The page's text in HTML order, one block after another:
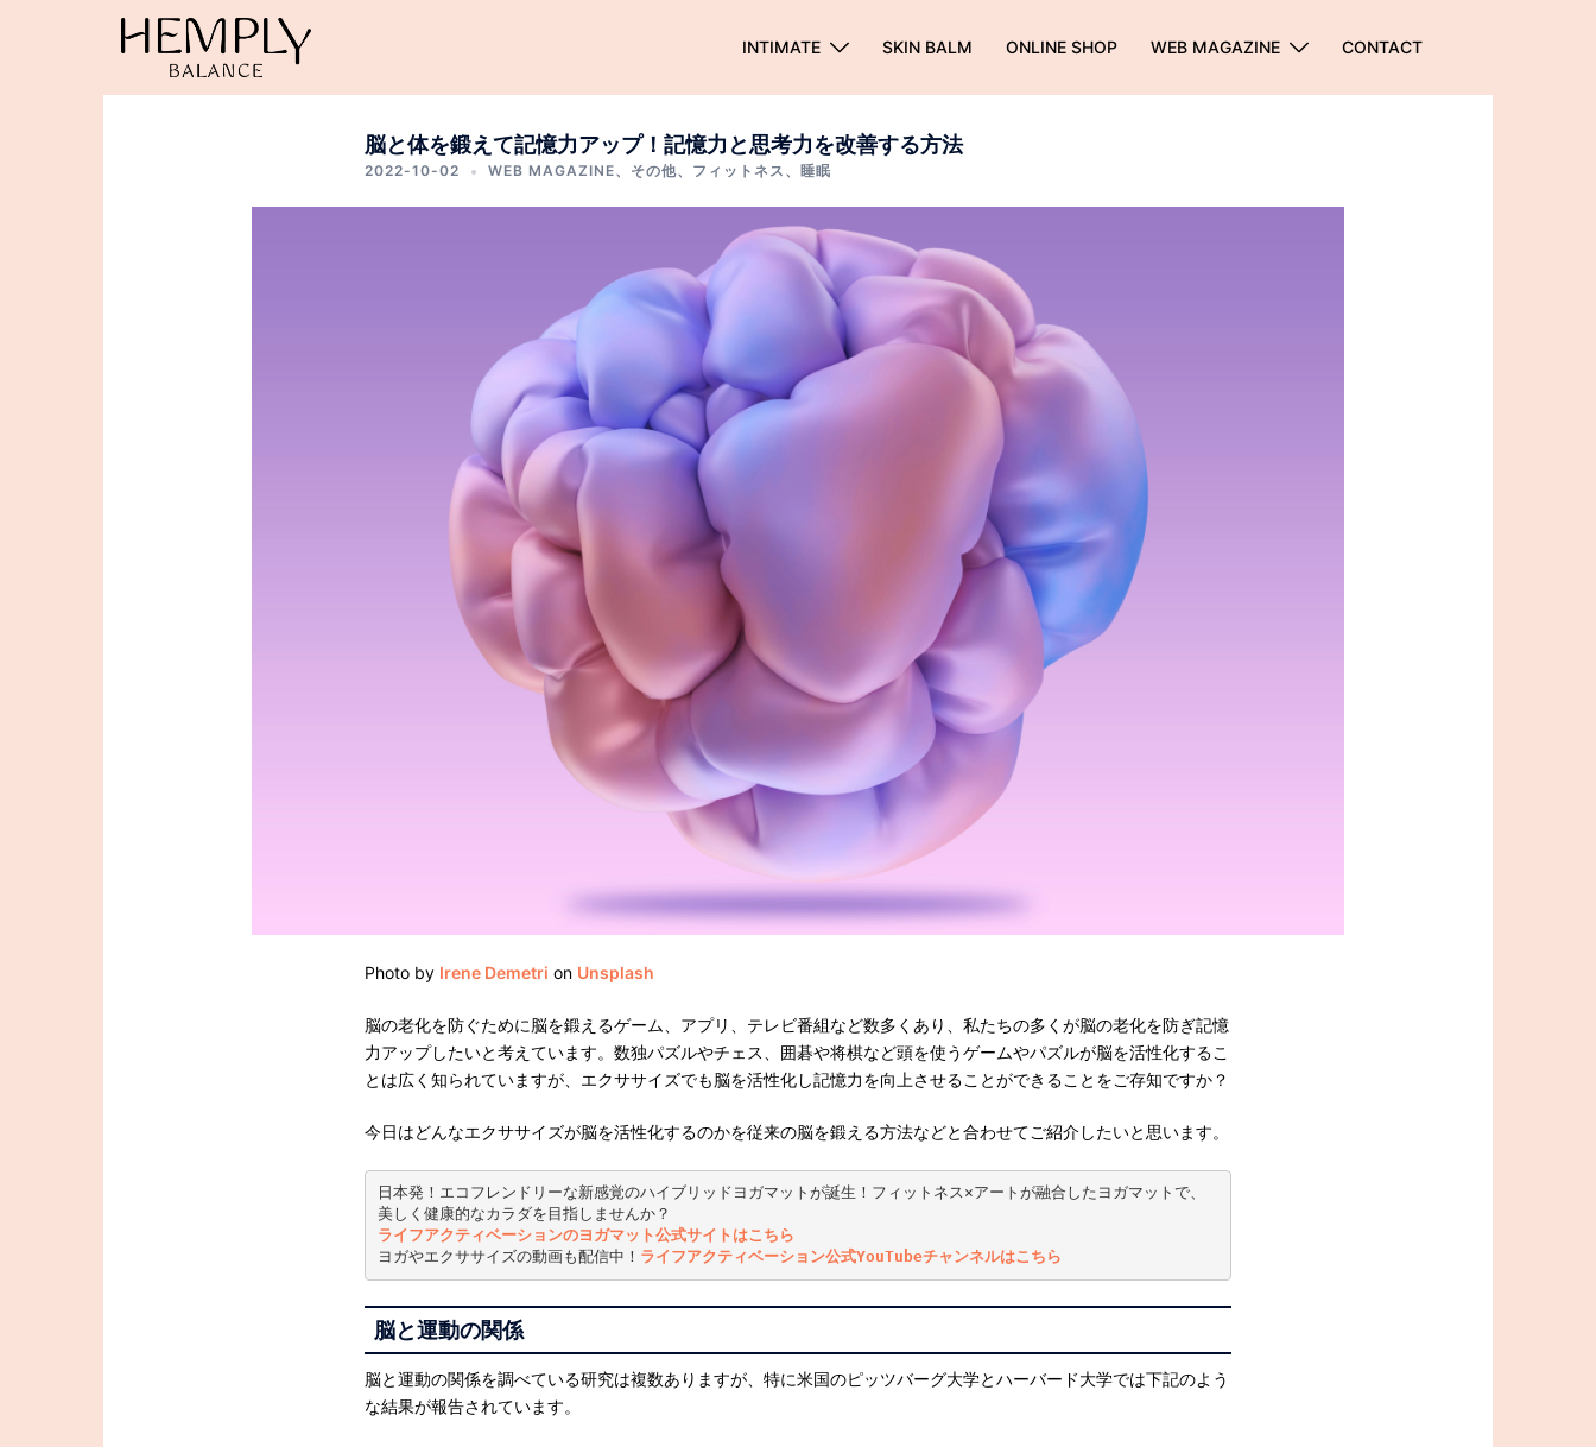
INTIMATE SKIN BALM ONLINE SHOP WEB MAGAZINE CONTACT
脳と体を鍛えて記憶力アップ！記憶力と思考力を改善する方法
2022-10-02 WEB MAGAZINE、 その他、 フィットネス 、 睡眠
Photo by Irene Demetri on Unsplash
脳の老化を防ぐために脳を鍛えるゲーム、アプリ、テレビ番組など数多くあり、私たちの多くが脳の老化を防ぎ記憶
力アップしたいと考えています。数独パズルやチェス、囲碁や将棋など頭を使うゲームやパズルが脳を活性化するこ
とは広く知られていますが、エクササイズでも脳を活性化し記憶力を向上させることができることをご存知ですか？
今日はどんなエクササイズが脳を活性化するのかを従来の脳を鍛える方法などと合わせてご紹介したいと思います。
日本発！エコフレンドリーな新感覚のハイブリッドヨガマットが誕生！フィットネス×アートが融合したヨガマットで、
美しく健康的なカラダを目指しませんか？
ライフアクティベーションのヨガマット公式サイトはこちら
ヨガやエクササイズの動画も配信中！ ライフアクティベーション公式YouTubeチャンネルはこちら
脳と運動の関係
脳と運動の関係を調べている研究は複数ありますが、特に米国のピッツバーグ大学とハーバード大学では下記のよう
な結果が報告されています。